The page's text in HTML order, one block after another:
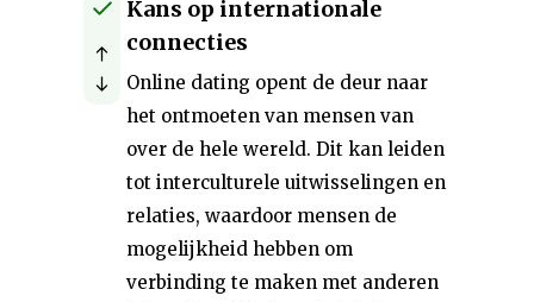
Kans op internationale
connecties
Online dating opent de deur naar
het ontmoeten van mensen van
over de hele wereld. Dit kan leiden
tot interculturele uitwisselingen en
relaties, waardoor mensen de
mogelijkheid hebben om
verbinding te maken met anderen